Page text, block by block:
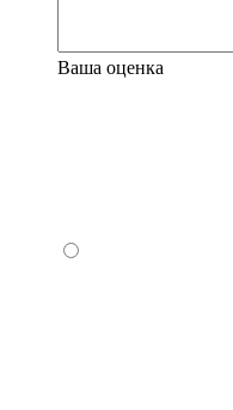
Ваша оценка